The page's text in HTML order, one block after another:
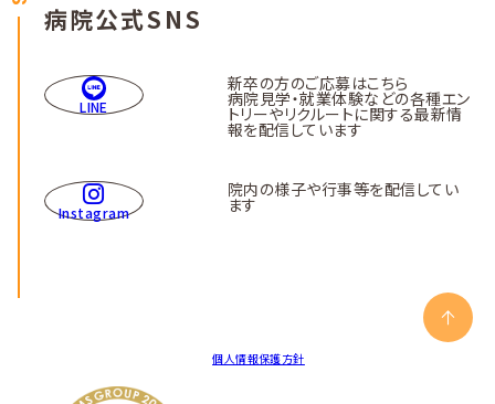
病院公式SNS
LINE
新卒の方のご応募はこちら
病院見学・就業体験などの各種エン
トリーやリクルートに関する最新情
報を配信しています
Instagram
院内の様子や行事等を配信してい
ます
個人情報保護方針